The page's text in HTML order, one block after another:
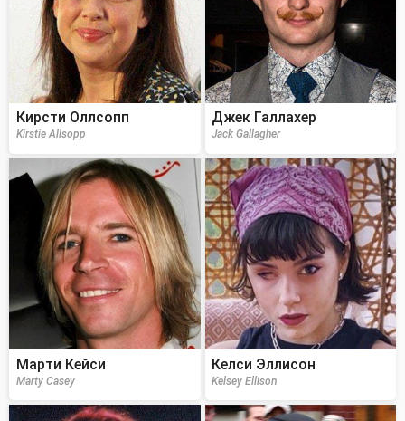
Кирсти Оллсопп
Kirstie Allsopp
Джек Галлахер
Jack Gallagher
Марти Кейси
Marty Casey
Келси Эллисон
Kelsey Ellison